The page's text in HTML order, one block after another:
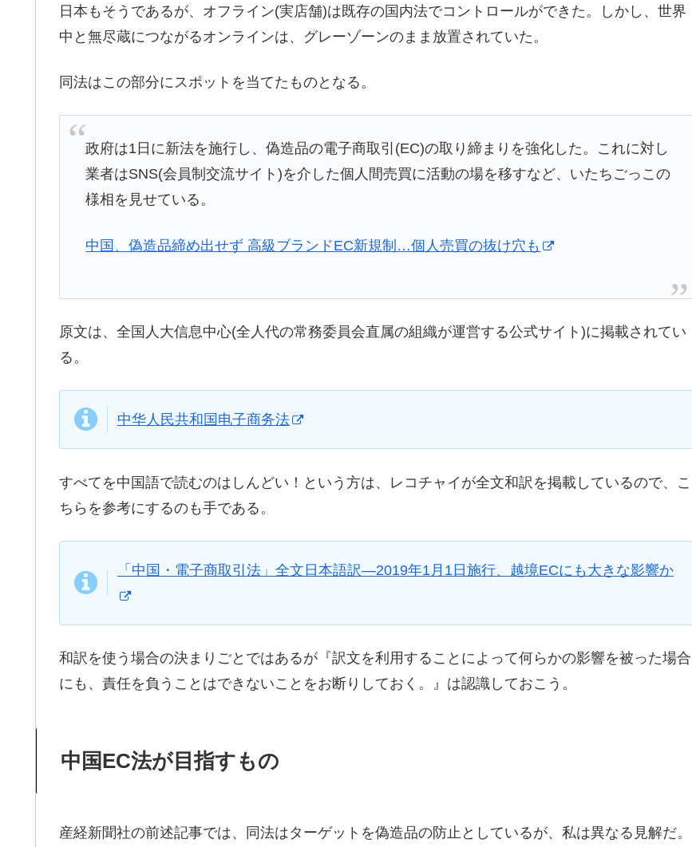
日本もそうであるが、オフライン(実店舗)は既存の国内法でコントロールができた。しかし、世界
中と無尽蔵につながるオンラインは、グレーゾーンのまま放置されていた。
同法はこの部分にスポットを当てたものとなる。
政府は1日に新法を施行し、偽造品の電子商取引(EC)の取り締まりを強化した。これに対し
業者はSNS(会員制交流サイト)を介した個人間売買に活動の場を移すなど、いたちごっこの
様相を見せている。
中国、偽造品締め出せず 高級ブランドEC新規制…個人売買の抜け穴も
原文は、全国人大信息中心(全人代の常務委員会直属の組織が運営する公式サイト)に掲載されてい
る。
中华人民共和国电子商务法
すべてを中国語で読むのはしんどい！という方は、レコチャイが全文和訳を掲載しているので、こ
ちらを参考にするのも手である。
「中国・電子商取引法」全文日本語訳―2019年1月1日施行、越境ECにも大きな影響か
和訳を使う場合の決まりごとではあるが『訳文を利用することによって何らかの影響を被った場合
にも、責任を負うことはできないことをお断りしておく。』は認識しておこう。
中国EC法が目指すもの
産経新聞社の前述記事では、同法はターゲットを偽造品の防止としているが、私は異なる見解だ。